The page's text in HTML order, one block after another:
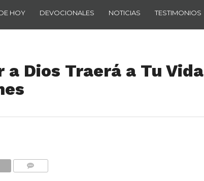
HOY DEVOCIONALES NOTICIAS TESTIMONIOS
Dios Traerá a Tu Vida